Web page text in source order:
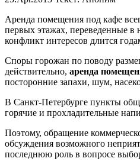
Аренда помещения под кафе
первых этажах, переведенные
конфликт интересов длится
Споры горожан по поводу
действительно, аренда
посторонние запахи, шум,
В Санкт-Петербурге пункты
горячие и прохладительные
Поэтому, обращение
обсуждения возможного
последнюю роль в вопросе